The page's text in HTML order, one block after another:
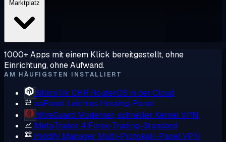
1000+ Apps mit einem Klick bereitgestellt, ohne
Einrichtung, ohne Aufwand.
AM HÄUFIGSTEN INSTALLIERT
MikroTik CHR RouterOS in der Cloud
aaPanel Leichtes Hosting-Panel
WireGuard Moderner, schneller Kernel VPN
MetaTrader 4 Forex-Trading-Standard
Hiddify Manager Multi-Protokoll-Panel VPN